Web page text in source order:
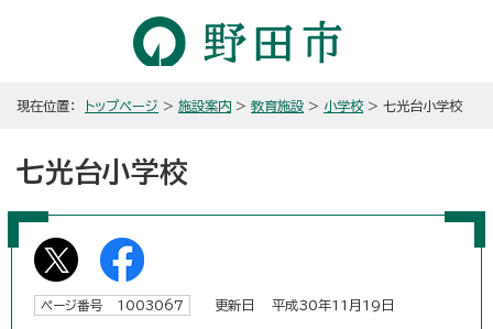
現在位置： トップページ > 施設案内 > 教育施設 > 小学校> 七光台小学校
七光台小学校
ページ番号 1003067 更新日 平成30年11月19日